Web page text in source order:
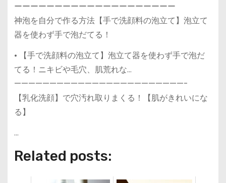
ーーーーーーーーーーーーーーーーーーーー
神泡を自分で作る方法【手で洗顔料の泡立て】泡立て
器を使わず手で泡だてる！
• 【手で洗顔料の泡立て】泡立て器を使わず手で泡だ
てる！ニキビや毛穴、肌荒れな…
————————————————————————-
【乳化洗顔】で穴汚れ取りまくる！【肌がきれいにな
る】
…
Related posts: